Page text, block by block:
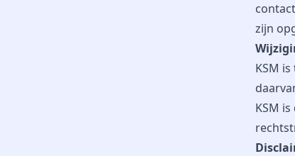
zijn
KSM
KSM